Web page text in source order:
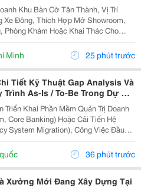
Khu Bàn Cờ Tân Thành, Vị Trí
Đông, Thích Hợp Mở Showroom,
Phòng Khám Hoặc Khai Thác Cho
Kết
Cấu: 4 Tầng + Sân Thượng 6 Phòng Ngủ Khép Kín...
Minh 25 phút trước
Tiết Kỹ Thuật Gap Analysis Và
Trình As-Is / To-Be Trong Dự Án
Triển Khai Phần Mềm Quản Trị Doanh
Core Banking) Hoặc Cải Tiến Hệ
System Migration), Công Việc Đầu
Nhất Của It Ba Không Phải Là Nhảy
Tính Năng Mới. Thay Vào Đó,...
36 phút trước
Xưởng Mới Đang Xây Dựng Tại